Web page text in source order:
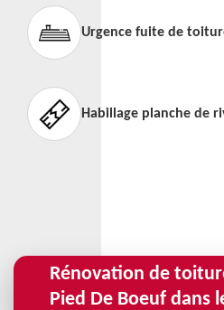
Urgence fuite de
Habillage planche de
Rénovation de
Pied De Boeuf dans